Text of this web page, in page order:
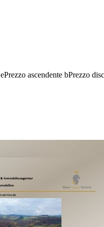
ePrezzo ascendente bPrezzo